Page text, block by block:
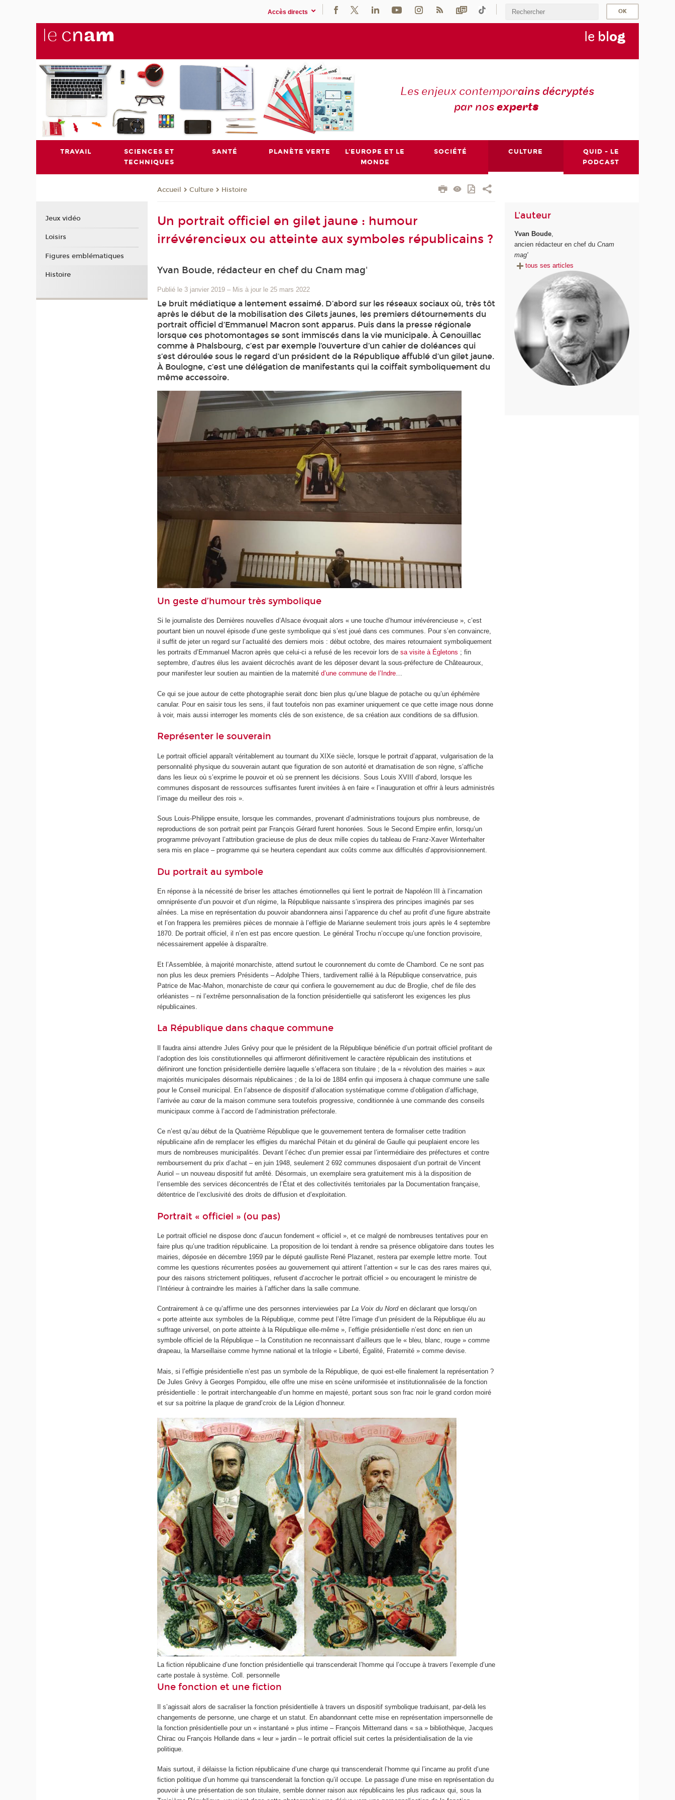
Accès directs
le blog
Les enjeux contemporains décryptés
par nosexperts
TRAVAIL
SCIENCES ET
TECHNIQUES
SANTÉ PLANÈTE VERTE
L'EUROPE ET LE
MONDE
SOCIÉTÉ CULTURE
QUID - LE
PODCAST
Accueil Culture Histoire
Un portrait officiel en gilet jaune : humour
irrévérencieux ou atteinte aux symboles républicains ?
Yvan Boude, rédacteur en chef du Cnam mag'
Publié le 3 janvier 2019 – Mis à jour le 25 mars 2022
Le bruit médiatique a lentement essaimé. D’abord sur les réseaux sociaux où, très tôt
après le début de la mobilisation des Gilets jaunes, les premiers détournements du
portrait officiel d’Emmanuel Macron sont apparus. Puis dans la presse régionale
lorsque ces photomontages se sont immiscés dans la vie municipale. À Genouillac
comme à Phalsbourg, c’est par exemple l’ouverture d’un cahier de doléances qui
s’est déroulée sous le regard d’un président de la République affublé d’un gilet jaune.
À Boulogne, c’est une délégation de manifestants qui la coiffait symboliquement du
même accessoire.
Un geste d’humour très symbolique
Si le journaliste des Dernières nouvelles d’Alsace évoquait alors « une touche d’humour irrévérencieuse », c’est
pourtant bien un nouvel épisode d’une geste symbolique qui s’est joué dans ces communes. Pour s’en convaincre,
il suffit de jeter un regard sur l’actualité des derniers mois : début octobre, des maires retournaient symboliquement
les portraits d’Emmanuel Macron après que celui-ci a refusé de les recevoir lors desa visite à Égletons ; fin
septembre, d’autres élus les avaient décrochés avant de les déposer devant la sous-préfecture de Châteauroux,
pour manifester leur soutien au maintien de la maternitéd’une commune de l’Indre…
Ce qui se joue autour de cette photographie serait donc bien plus qu’une blague de potache ou qu’un éphémère
canular. Pour en saisir tous les sens, il faut toutefois non pas examiner uniquement ce que cette image nous donne
à voir, mais aussi interroger les moments clés de son existence, de sa création aux conditions de sa diffusion.
Représenter le souverain
Le portrait officiel apparaît véritablement au tournant du XIXe siècle, lorsque le portrait d’apparat, vulgarisation de la
personnalité physique du souverain autant que figuration de son autorité et dramatisation de son règne, s’affiche
dans les lieux où s’exprime le pouvoir et où se prennent les décisions. Sous Louis XVIII d’abord, lorsque les
communes disposant de ressources suffisantes furent invitées à en faire « l’inauguration et offrir à leurs administrés
l’image du meilleur des rois ».
Sous Louis-Philippe ensuite, lorsque les commandes, provenant d’administrations toujours plus nombreuse, de
reproductions de son portrait peint par François Gérard furent honorées. Sous le Second Empire enfin, lorsqu’un
programme prévoyant l’attribution gracieuse de plus de deux mille copies du tableau de Franz-Xaver Winterhalter
sera mis en place – programme qui se heurtera cependant aux coûts comme aux difficultés d’approvisionnement.
Du portrait au symbole
En réponse à la nécessité de briser les attaches émotionnelles qui lient le portrait de Napoléon III à l’incarnation
omniprésente d’un pouvoir et d’un régime, la République naissante s’inspirera des principes imaginés par ses
aînées. La mise en représentation du pouvoir abandonnera ainsi l’apparence du chef au profit d’une figure abstraite
et l’on frappera les premières pièces de monnaie à l’effigie de Marianne seulement trois jours après le 4 septembre
1870. De portrait officiel, il n’en est pas encore question. Le général Trochu n’occupe qu’une fonction provisoire,
nécessairement appelée à disparaître.
Et l’Assemblée, à majorité monarchiste, attend surtout le couronnement du comte de Chambord. Ce ne sont pas
non plus les deux premiers Présidents – Adolphe Thiers, tardivement rallié à la République conservatrice, puis
Patrice de Mac-Mahon, monarchiste de cœur qui confiera le gouvernement au duc de Broglie, chef de file des
orléanistes – ni l’extrême personnalisation de la fonction présidentielle qui satisferont les exigences les plus
républicaines.
La République dans chaque commune
Il faudra ainsi attendre Jules Grévy pour que le président de la République bénéficie d’un portrait officiel profitant de
l’adoption des lois constitutionnelles qui affirmeront définitivement le caractère républicain des institutions et
définiront une fonction présidentielle derrière laquelle s’effacera son titulaire ; de la « révolution des mairies » aux
majorités municipales désormais républicaines ; de la loi de 1884 enfin qui imposera à chaque commune une salle
pour le Conseil municipal. En l’absence de dispositif d’allocation systématique comme d’obligation d’affichage,
l’arrivée au cœur de la maison commune sera toutefois progressive, conditionnée à une commande des conseils
municipaux comme à l’accord de l’administration préfectorale.
Ce n’est qu’au début de la Quatrième République que le gouvernement tentera de formaliser cette tradition
républicaine afin de remplacer les effigies du maréchal Pétain et du général de Gaulle qui peuplaient encore les
murs de nombreuses municipalités. Devant l’échec d’un premier essai par l’intermédiaire des préfectures et contre
remboursement du prix d’achat – en juin 1948, seulement 2 692 communes disposaient d’un portrait de Vincent
Auriol – un nouveau dispositif fut arrêté. Désormais, un exemplaire sera gratuitement mis à la disposition de
l’ensemble des services déconcentrés de l’État et des collectivités territoriales par la Documentation française,
détentrice de l’exclusivité des droits de diffusion et d’exploitation.
Portrait « officiel » (ou pas)
Le portrait officiel ne dispose donc d’aucun fondement « officiel », et ce malgré de nombreuses tentatives pour en
faire plus qu’une tradition républicaine. La proposition de loi tendant à rendre sa présence obligatoire dans toutes les
mairies, déposée en décembre 1959 par le député gaulliste René Plazanet, restera par exemple lettre morte. Tout
comme les questions récurrentes posées au gouvernement qui attirent l’attention « sur le cas des rares maires qui,
pour des raisons strictement politiques, refusent d’accrocher le portrait officiel » ou encouragent le ministre de
l’Intérieur à contraindre les mairies à l’afficher dans la salle commune.
Contrairement à ce qu’affirme une des personnes interviewées parLa Voix du Norden déclarant que lorsqu’on
« porte atteinte aux symboles de la République, comme peut l’être l’image d’un président de la République élu au
suffrage universel, on porte atteinte à la République elle-même », l’effigie présidentielle n’est donc en rien un
symbole officiel de la République – la Constitution ne reconnaissant d’ailleurs que le « bleu, blanc, rouge » comme
drapeau, la Marseillaise comme hymne national et la trilogie « Liberté, Égalité, Fraternité » comme devise.
Mais, si l’effigie présidentielle n’est pas un symbole de la République, de quoi est-elle finalement la représentation ?
De Jules Grévy à Georges Pompidou, elle offre une mise en scène uniformisée et institutionnalisée de la fonction
présidentielle : le portrait interchangeable d’un homme en majesté, portant sous son frac noir le grand cordon moiré
et sur sa poitrine la plaque de grand’croix de la Légion d’honneur.
La fiction républicaine d’une fonction présidentielle qui transcenderait l’homme qui l’occupe à travers l’exemple d’une
carte postale à système. Coll. personnelle
Une fonction et une fiction
Il s’agissait alors de sacraliser la fonction présidentielle à travers un dispositif symbolique traduisant, par-delà les
changements de personne, une charge et un statut. En abandonnant cette mise en représentation impersonnelle de
la fonction présidentielle pour un « instantané » plus intime – François Mitterrand dans « sa » bibliothèque, Jacques
Chirac ou François Hollande dans « leur » jardin – le portrait officiel suit certes la présidentialisation de la vie
politique.
Mais surtout, il délaisse la fiction républicaine d’une charge qui transcenderait l’homme qui l’incarne au profit d’une
fiction politique d’un homme qui transcenderait la fonction qu’il occupe. Le passage d’une mise en représentation du
pouvoir à une présentation de son titulaire, semble donner raison aux républicains les plus radicaux qui, sous la
L'auteur
Yvan Boude,
ancien rédacteur en chef duCnam
mag'
tous ses articles
Jeux vidéo
Loisirs
Figures emblématiques
Histoire